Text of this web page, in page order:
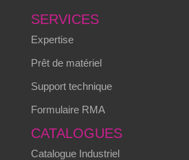
SERVICES
Expertise
Prêt de matériel
Support technique
Formulaire RMA
CATALOGUES
Catalogue Industriel